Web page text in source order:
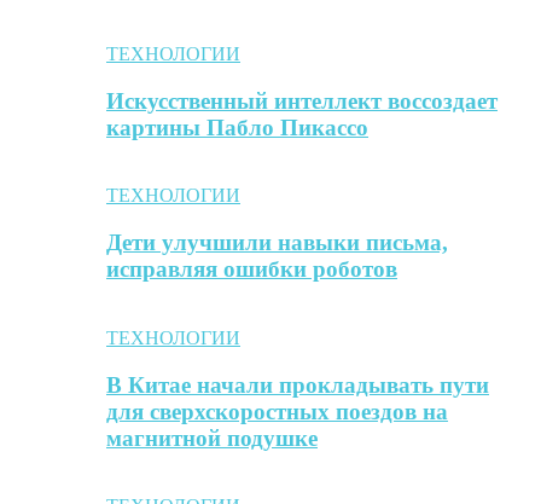
ТЕХНОЛОГИИ
Искусственный интеллект воссоздает
картины Пабло Пикассо
ТЕХНОЛОГИИ
Дети улучшили навыки письма,
исправляя ошибки роботов
ТЕХНОЛОГИИ
В Китае начали прокладывать пути
для сверхскоростных поездов на
магнитной подушке